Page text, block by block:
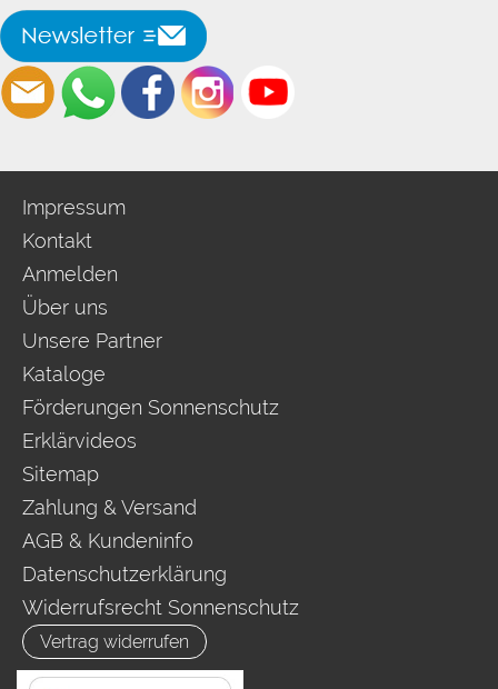
Impressum
Kontakt
Anmelden
Über uns
Unsere Partner
Kataloge
Förderungen Sonnenschutz
Erklärvideos
Sitemap
Zahlung & Versand
AGB & Kundeninfo
Datenschutzerklärung
Widerrufsrecht Sonnenschutz
Vertrag widerrufen